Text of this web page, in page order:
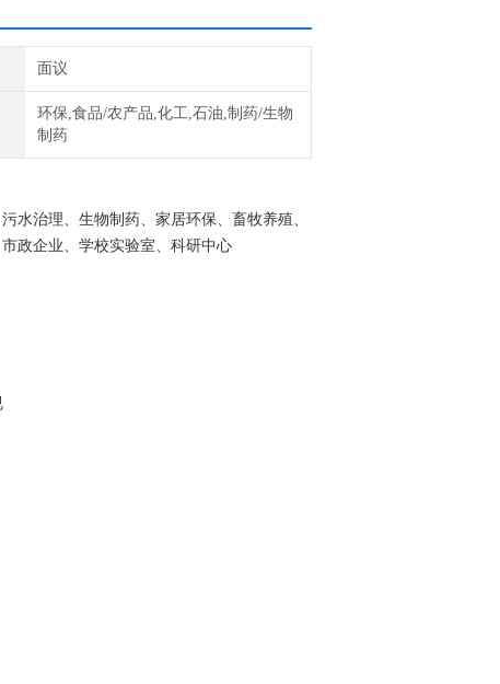
面议
环保,食品/农产品,化工,石油,制药/生物
制药
水治理、生物制药、家居环保、畜牧养殖、
政企业、学校实验室、科研中心